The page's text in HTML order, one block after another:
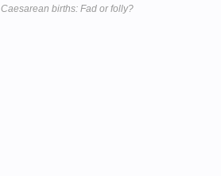
Caesarean births: Fad or folly?